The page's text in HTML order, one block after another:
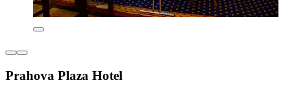
Prahova Plaza Hotel